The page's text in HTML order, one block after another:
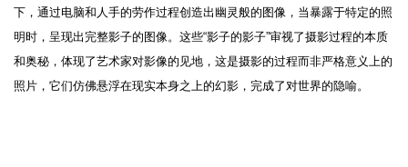
下，通过电脑和人手的劳作过程创造出幽灵般的图像，当暴露于特定的照
明时，呈现出完整影子的图像。这些“影子的影子”审视了摄影过程的本质
和奥秘，体现了艺术家对影像的见地，这是摄影的过程而非严格意义上的
照片，它们仿佛悬浮在现实本身之上的幻影，完成了对世界的隐喻。